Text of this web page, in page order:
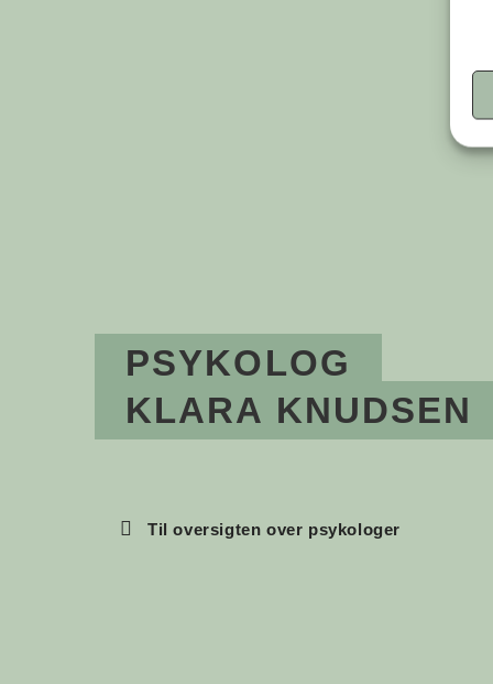
PSYKOLOG
KLARA KNUDSEN
Til oversigten over psykologer